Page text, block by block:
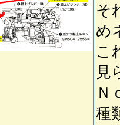
そ
め
こ
見
Ｎ
種